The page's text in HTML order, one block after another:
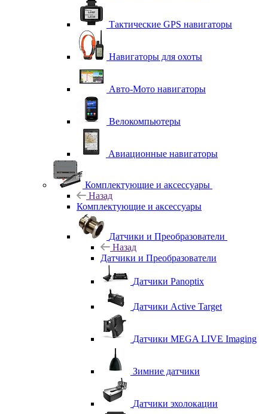
Тактические GPS навигаторы
Навигаторы для охоты
Авто-Мото навигаторы
Велокомпьютеры
Авиационные навигаторы
Комплектующие и аксессуары
Назад
Комплектующие и аксессуары
Датчики и Преобразователи
Назад
Датчики и Преобразователи
Датчики Panoptix
Датчики Active Target
Датчики MEGA LIVE Imaging
Зимние датчики
Датчики эхолокации